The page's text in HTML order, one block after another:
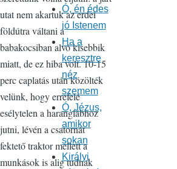
utat nem akartuk az erdei
földútra váltani a
babakocsiban alvó kisebbik
miatt, de ez hiba volt. 10-15
perc caplatás után közölték
velünk, hogy errefelé
esélytelen a haranglábhoz
jutni, lévén a csatornát
fektető traktor mellett a
munkások is alig tudnak
Ó, én édes
jó Istenem
Ha a
keresztre
néz
szemem
Ó, Jézus,
amikor
sokan
Királyi